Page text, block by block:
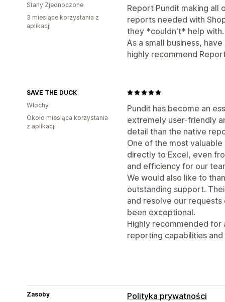
Report Pundit making all
reports needed with
they *couldn't* help with.
As a small business,
highly recommend
Stany Zjednoczone
3 miesiące korzystania z
aplikacji
Pundit has become an
extremely user-friendly
detail than the native
One of the most
directly to Excel, even
and efficiency for our
We would also like to
outstanding support.
and resolve our
been exceptional.
Highly recommended for
reporting capabilities
SAVE THE DUCK
Włochy
Około miesiąca korzystania
z aplikacji
Zasoby
Polityka prywatności